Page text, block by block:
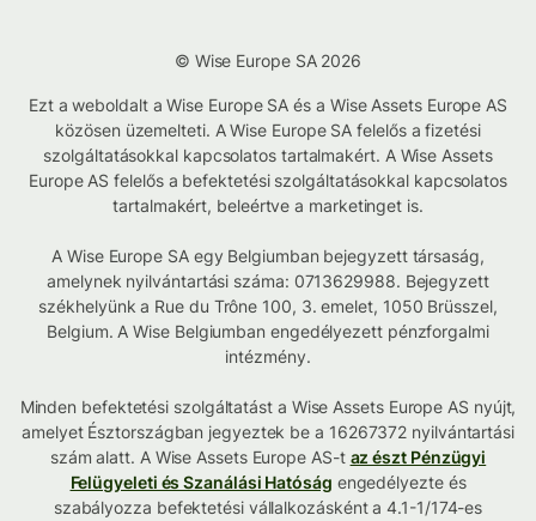
© Wise Europe SA 2026
Ezt a weboldalt a Wise Europe SA és a Wise Assets Europe AS
közösen üzemelteti. A Wise Europe SA felelős a fizetési
szolgáltatásokkal kapcsolatos tartalmakért. A Wise Assets
Europe AS felelős a befektetési szolgáltatásokkal kapcsolatos
tartalmakért, beleértve a marketinget is.
A Wise Europe SA egy Belgiumban bejegyzett társaság,
amelynek nyilvántartási száma: 0713629988. Bejegyzett
székhelyünk a Rue du Trône 100, 3. emelet, 1050 Brüsszel,
Belgium. A Wise Belgiumban engedélyezett pénzforgalmi
intézmény.
Minden befektetési szolgáltatást a Wise Assets Europe AS nyújt,
amelyet Észtországban jegyeztek be a 16267372 nyilvántartási
szám alatt. A Wise Assets Europe AS-t az észt Pénzügyi
Felügyeleti és Szanálási Hatóság engedélyezte és
szabályozza befektetési vállalkozásként a 4.1-1/174-es